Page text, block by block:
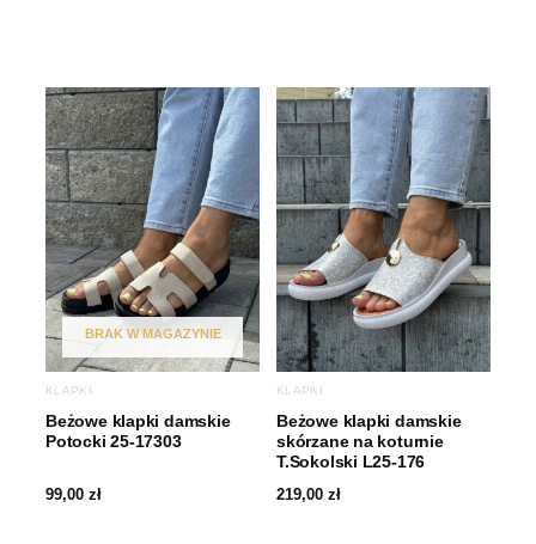
BRAK W MAGAZYNIE
KLAPKI
Beżowe klapki damskie
Potocki 25-17303
99,00 zł
KLAPKI
Beżowe klapki damskie
skórzane na koturnie
T.Sokolski L25-176
219,00 zł